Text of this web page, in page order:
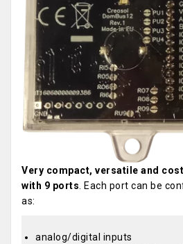
Very compact, versatile and
with 9 ports. Each port can be
as:
analog/digital inputs